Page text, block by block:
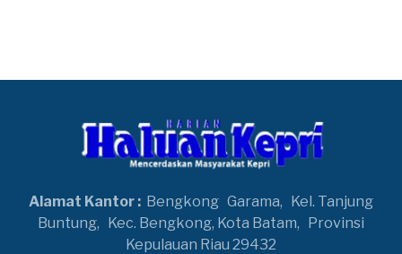
Alamat Kantor : Bengkong Garama, Kel. Tanjung
Buntung, Kec. Bengkong, Kota Batam, Provinsi
Kepulauan Riau 29432